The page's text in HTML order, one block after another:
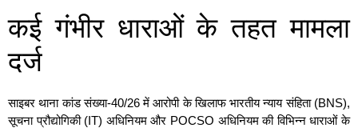
कई गंभीर धाराओं के तहत मामला
दर्ज
साइबर थाना कांड संख्या-40/26 में आरोपी के खिलाफ भारतीय न्याय संहिता (BNS),
सूचना प्रौद्योगिकी (IT) अधिनियम और POCSO अधिनियम की विभिन्न धाराओं के